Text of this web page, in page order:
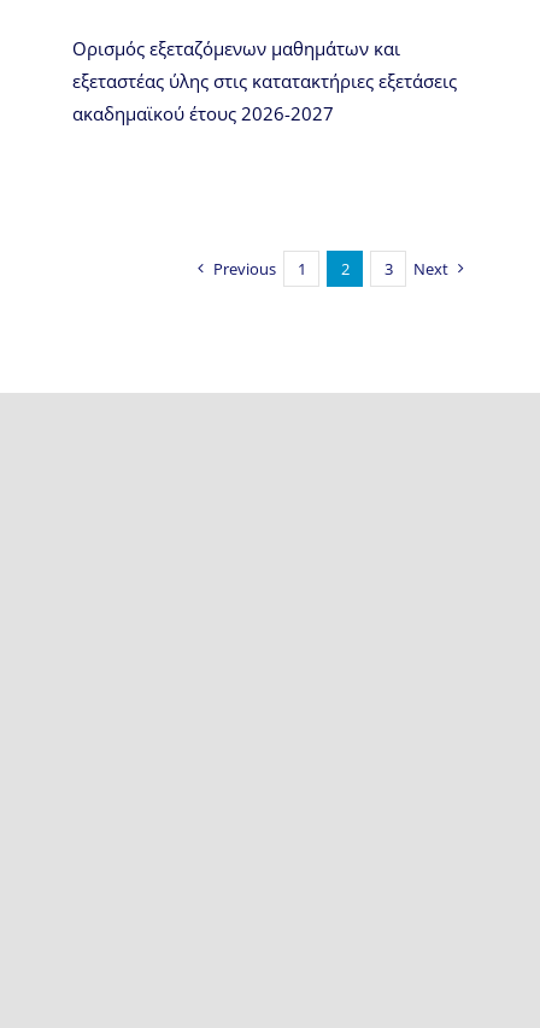
Ορισμός εξεταζόμενων μαθημάτων και
εξεταστέας ύλης στις κατατακτήριες εξετάσεις
ακαδημαϊκού έτους 2026-2027
Previous 1 2 3 Next